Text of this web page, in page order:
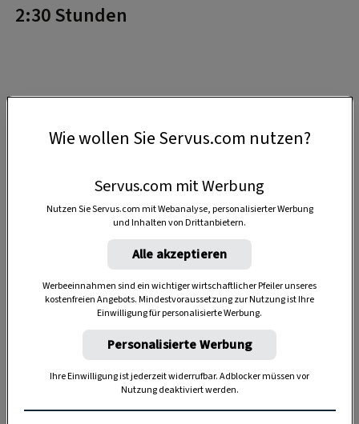
2:30 Stunden
Anzeige
Wie wollen Sie Servus.com nutzen?
Servus.com mit Werbung
Nutzen Sie Servus.com mit Webanalyse, personalisierter Werbung
und Inhalten von Drittanbietern.
Alle akzeptieren
Werbeeinnahmen sind ein wichtiger wirtschaftlicher Pfeiler unseres
kostenfreien Angebots. Mindestvoraussetzung zur Nutzung ist Ihre
Einwilligung für personalisierte Werbung.
Personalisierte Werbung
Ihre Einwilligung ist jederzeit widerrufbar. Adblocker müssen vor
Nutzung deaktiviert werden.